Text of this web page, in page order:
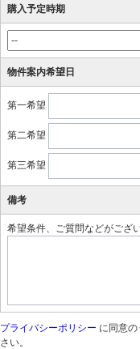
購入予定時期
物件案内希望日
第一希望
第二希望
第三希望
備考
希望条件、ご質問などがござ
プライバシーポリシー に同意
さい。